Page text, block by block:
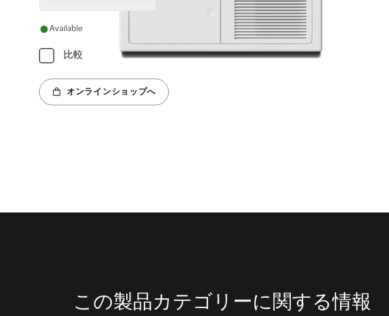
Available
比較
オンラインショップへ
この製品カテゴリーに関する情報